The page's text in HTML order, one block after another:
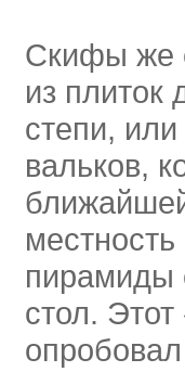
Скифы же
из плиток
степи,
вальков,
местность
пирамиды
стол.